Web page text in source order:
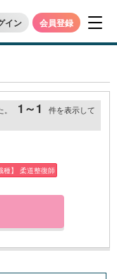
イン 会員登録
1～1
件を表示して
種】 柔道整復師